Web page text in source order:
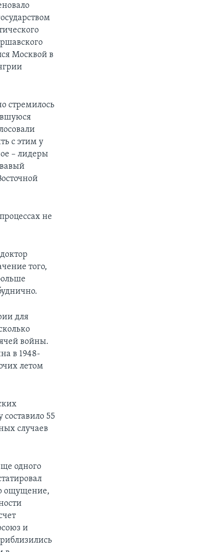
Москвой в
стремилось
с этим у
– лидеры
не
того,
для
войны.
в 1948-
летом
55
случаев
одного
ощущение,
и